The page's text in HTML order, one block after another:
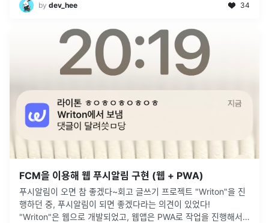
by dev_hee 34
FCM을 이용해 웹 푸시알림 구현 (웹 + PWA)
푸시알림이 오면 참 좋겠다~회고 글쓰기 프로젝트 "Writon"을 진
행하던 중, 푸시알림이 되면 좋겠다라는 의견이 있었다!
"Writon"은 웹으로 개발되었고, 웹앱은 PWA로 작업을 진행해서